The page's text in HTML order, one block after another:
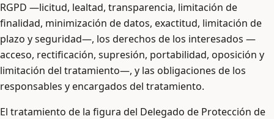
RGPD —licitud, lealtad, transparencia, limitación de
finalidad, minimización de datos, exactitud, limitación de
plazo y seguridad—, los derechos de los interesados —
acceso, rectificación, supresión, portabilidad, oposición y
limitación del tratamiento—, y las obligaciones de los
responsables y encargados del tratamiento.
El tratamiento de la figura del Delegado de Protección de